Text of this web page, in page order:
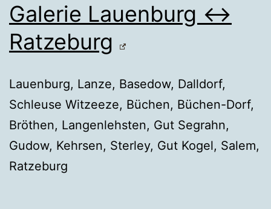
Galerie Lauenburg ↔
Ratzeburg
Lauenburg, Lanze, Basedow, Dalldorf,
Schleuse Witzeeze, Büchen, Büchen-Dorf,
Bröthen, Langenlehsten, Gut Segrahn,
Gudow, Kehrsen, Sterley, Gut Kogel, Salem,
Ratzeburg